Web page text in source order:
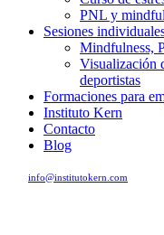
PNL y
Sesiones
Mindfulness,
Visualización
deportistas
Formaciones para
Instituto Kern
Contacto
Blog
info@institutokern.com